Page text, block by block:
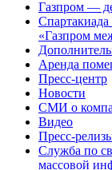
Газпром —
«Газпром
Аренда
Пресс-центр
Новости
СМИ о
Видео
Пресс-
Служба по
массовой